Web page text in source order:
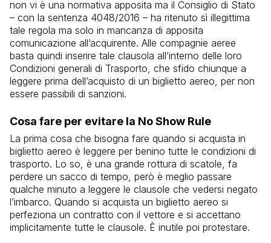
non vi è una normativa apposita ma il Consiglio di Stato
– con la sentenza 4048/2016 – ha ritenuto sì illegittima
tale regola ma solo in mancanza di apposita
comunicazione all’acquirente. Alle compagnie aeree
basta quindi inserire tale clausola all’interno delle loro
Condizioni generali di Trasporto, che sfido chiunque a
leggere prima dell’acquisto di un biglietto aereo, per non
essere passibili di sanzioni.
Cosa fare per evitare la No Show Rule
La prima cosa che bisogna fare quando si acquista in
biglietto aereo è leggere per benino tutte le condizioni di
trasporto. Lo so, è una grande rottura di scatole, fa
perdere un sacco di tempo, però è meglio passare
qualche minuto a leggere le clausole che vedersi negato
l’imbarco. Quando si acquista un biglietto aereo si
perfeziona un contratto con il vettore e si accettano
implicitamente tutte le clausole. È inutile poi protestare.